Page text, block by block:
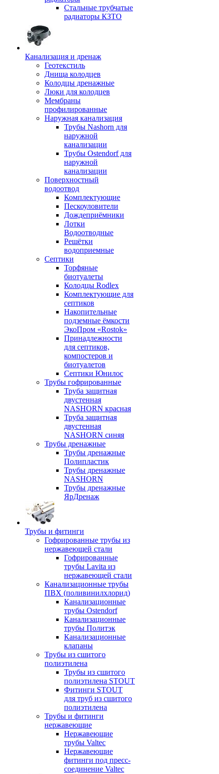
Стальные трубчатые
радиаторы КЗТО
Канализация и дренаж
Геотекстиль
Днища колодцев
Колодцы дренажные
Люки для колодцев
Мембраны
профилированные
Наружная канализация
Трубы Nashorn для
наружной
канализации
Трубы Ostendorf для
наружной
канализации
Поверхностный
водоотвод
Комплектующие
Пескоуловители
Дождеприёмники
Лотки
Водоотводные
Решётки
водоприемные
Септики
Торфяные
биотуалеты
Колодцы Rodlex
Комплектующие для
септиков
Накопительные
подземные ёмкости
ЭкоПром «Rostok»
Принадлежности
для септиков,
компостеров и
биотуалетов
Септики Юнилос
Трубы гофрированные
Труба защитная
двустенная
NASHORN красная
Труба защитная
двустенная
NASHORN синяя
Трубы дренажные
Трубы дренажные
Полипластик
Трубы дренажные
NASHORN
Трубы дренажные
ЯрДренаж
Трубы и фитинги
Гофрированные трубы из
нержавеющей стали
Гофрированные
трубы Lavita из
нержавеющей стали
Канализационные трубы
ПВХ (поливинилхлорид)
Канализационные
трубы Ostendorf
Канализационные
трубы Политэк
Канализационные
клапаны
Трубы из сшитого
полиэтилена
Трубы из сшитого
полиэтилена STOUT
Фитинги STOUT
для труб из сшитого
полиэтилена
Трубы и фитинги
нержавеющие
Нержавеющие
трубы Valtec
Нержавеющие
фитинги под пресс-
соединение Valtec